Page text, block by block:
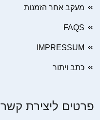
מעקב אחר הזמנות
FAQS
IMPRESSUM
כתב ויתור
פרטים ליצירת קשר